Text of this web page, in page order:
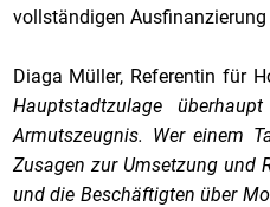
vollständigen
Diaga Müller, Referentin für
Hauptstadtzulage
Armutszeugnis. Wer einem
Zusagen zur Umsetzung und
und die Beschäftigten über